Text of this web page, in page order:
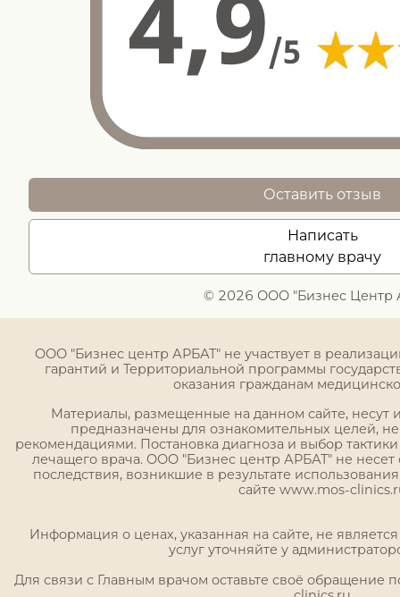
© 2026 ООО "Бизнес Центр
Оставить отзыв
Написать
главному врачу
ООО "Бизнес центр АРБАТ" не участвует в
гарантий и Территориальной программы
оказания гражданам
Материалы, размещенные на данном сайте, несут
предназначены для ознакомительных целей,
рекомендациями. Постановка диагноза и выбор
лечащего врача. ООО "Бизнес центр АРБАТ" не несет
последствия, возникшие в результате
сайте www.mos-
Информация о ценах, указанная на сайте, не
услуг уточняйте у
Для связи с Главным врачом оставьте своё обращение